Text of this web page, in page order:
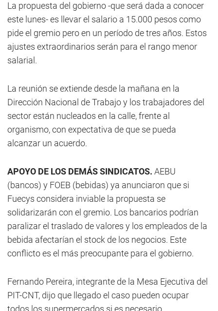
La propuesta del gobierno -que será dada a conocer
este lunes- es llevar el salario a 15.000 pesos como
pide el gremio pero en un período de tres años. Estos
ajustes extraordinarios serán para el rango menor
salarial.
La reunión se extiende desde la mañana en la
Dirección Nacional de Trabajo y los trabajadores del
sector están nucleados en la calle, frente al
organismo, con expectativa de que se pueda
alcanzar un acuerdo.
APOYO DE LOS DEMÁS SINDICATOS. AEBU
(bancos) y FOEB (bebidas) ya anunciaron que si
Fuecys considera inviable la propuesta se
solidarizarán con el gremio. Los bancarios podrían
paralizar el traslado de valores y los empleados de la
bebida afectarían el stock de los negocios. Este
conflicto es el más preocupante para el gobierno.
Fernando Pereira, integrante de la Mesa Ejecutiva del
PIT-CNT, dijo que llegado el caso pueden ocupar
todos los supermercados si es necesario.